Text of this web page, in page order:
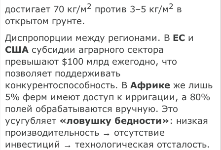
достигает 70 кг/м2 против 3–5 кг/м2 в
открытом грунте.
Диспропорции между регионами. В ЕС и
США субсидии аграрного сектора
превышают $100 млрд ежегодно, что
позволяет поддерживать
конкурентоспособность. В Африке же лишь
5% ферм имеют доступ к ирригации, а 80%
полей обрабатываются вручную. Это
усугубляет «ловушку бедности»: низкая
производительность → отсутствие
инвестиций → технологическая отсталость.